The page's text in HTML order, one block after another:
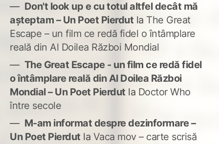
Don't look up e cu totul altfel decât mă
așteptam – Un Poet Pierdut la The Great
Escape – un film ce redă fidel o întâmplare
reală din Al Doilea Război Mondial
The Great Escape - un film ce redă fidel
o întâmplare reală din Al Doilea Război
Mondial – Un Poet Pierdut la Doctor Who
între secole
M-am informat despre dezinformare –
Un Poet Pierdut la Vaca mov – carte scrisă